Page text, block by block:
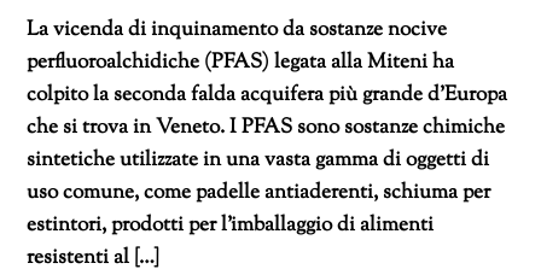
La vicenda di inquinamento da sostanze nocive
perfluoroalchidiche (PFAS) legata alla Miteni ha
colpito la seconda falda acquifera più grande d’Europa
che si trova in Veneto. I PFAS sono sostanze chimiche
sintetiche utilizzate in una vasta gamma di oggetti di
uso comune, come padelle antiaderenti, schiuma per
estintori, prodotti per l’imballaggio di alimenti
resistenti al […]